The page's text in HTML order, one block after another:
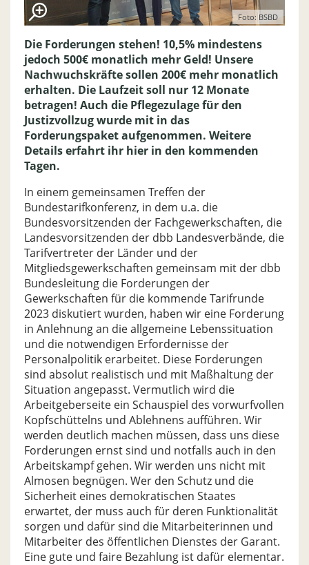
Foto: BSBD
Die Forderungen stehen! 10,5% mindestens
jedoch 500€ monatlich mehr Geld! Unsere
Nachwuchskräfte sollen 200€ mehr monatlich
erhalten. Die Laufzeit soll nur 12 Monate
betragen! Auch die Pflegezulage für den
Justizvollzug wurde mit in das
Forderungspaket aufgenommen. Weitere
Details erfahrt ihr hier in den kommenden
Tagen.
In einem gemeinsamen Treffen der
Bundestarifkonferenz, in dem u.a. die
Bundesvorsitzenden der Fachgewerkschaften, die
Landesvorsitzenden der dbb Landesverbände, die
Tarifvertreter der Länder und der
Mitgliedsgewerkschaften gemeinsam mit der dbb
Bundesleitung die Forderungen der
Gewerkschaften für die kommende Tarifrunde
2023 diskutiert wurden, haben wir eine Forderung
in Anlehnung an die allgemeine Lebenssituation
und die notwendigen Erfordernisse der
Personalpolitik erarbeitet. Diese Forderungen
sind absolut realistisch und mit Maßhaltung der
Situation angepasst. Vermutlich wird die
Arbeitgeberseite ein Schauspiel des vorwurfvollen
Kopfschüttelns und Ablehnens aufführen. Wir
werden deutlich machen müssen, dass uns diese
Forderungen ernst sind und notfalls auch in den
Arbeitskampf gehen. Wir werden uns nicht mit
Almosen begnügen. Wer den Schutz und die
Sicherheit eines demokratischen Staates
erwartet, der muss auch für deren Funktionalität
sorgen und dafür sind die Mitarbeiterinnen und
Mitarbeiter des öffentlichen Dienstes der Garant.
Eine gute und faire Bezahlung ist dafür elementar.